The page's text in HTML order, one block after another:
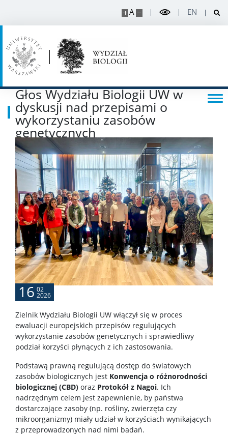
A EN
Nagrody i wyróżnienia
Stopnie i tytuły
Rada Naukowa Dyscypliny
Dane badawcze UW
POPULARYZACJA
Posłuchaj o nauce
Poczytaj o nauce
Wydarzenia
Wystawy
USŁUGI
Jednostki usługowe
Spółki spin-off
Głos Wydziału Biologii UW w
dyskusji nad przepisami o
wykorzystaniu zasobów
genetycznych
16 02
2026
Zielnik Wydziału Biologii UW włączył się w proces
ewaluacji europejskich przepisów regulujących
wykorzystanie zasobów genetycznych i sprawiedliwy
podział korzyści płynących z ich zastosowania.
Podstawą prawną regulującą dostęp do światowych
zasobów biologicznych jest Konwencja o różnorodności
biologicznej (CBD) oraz Protokół z Nagoi. Ich
nadrzędnym celem jest zapewnienie, by państwa
dostarczające zasoby (np. rośliny, zwierzęta czy
mikroorganizmy) miały udział w korzyściach wynikających
z przeprowadzonych nad nimi badań.